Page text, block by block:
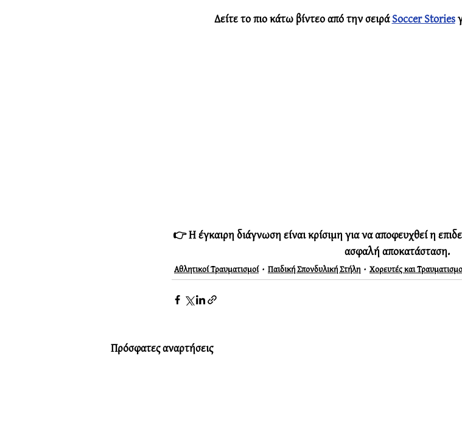
Δείτε το πιο κάτω βίντεο από την σειρά Soccer Stories
👉 Η έγκαιρη διάγνωση είναι κρίσιμη για να αποφευχθεί η
ασφαλή αποκατάσταση.
Αθλητικοί Τραυματισμοί Παιδική Σπονδυλική Στήλη Χορευτές και
Πρόσφατες αναρτήσεις